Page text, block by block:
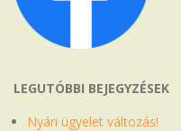
LEGUTÓBBI BEJEGYZÉSEK
Nyári ügyelet változás!